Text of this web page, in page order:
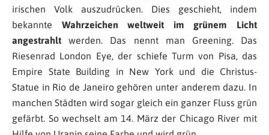
irischen Volk auszudrücken. Dies geschieht, indem
bekannte Wahrzeichen weltweit im grünem Licht
angestrahlt werden. Das nennt man Greening. Das
Riesenrad London Eye, der schiefe Turm von Pisa, das
Empire State Building in New York und die Christus-
Statue in Rio de Janeiro gehören unter anderem dazu. In
manchen Städten wird sogar gleich ein ganzer Fluss grün
gefärbt. So wechselt am 14. März der Chicago River mit